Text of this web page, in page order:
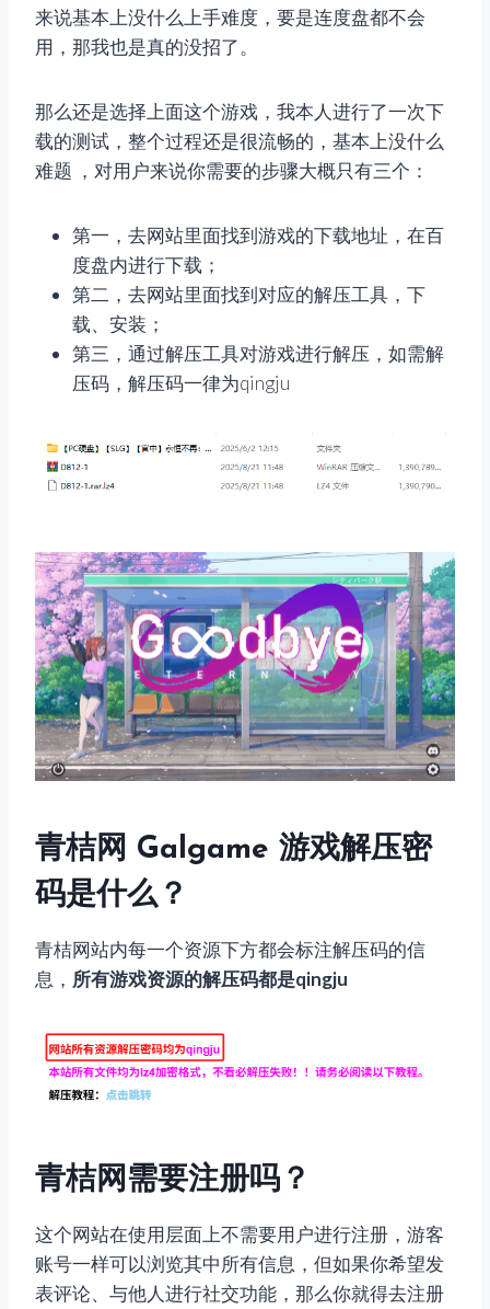
来说基本上没什么上手难度，要是连度盘都不会
用，那我也是真的没招了。
那么还是选择上面这个游戏，我本人进行了一次下
载的测试，整个过程还是很流畅的，基本上没什么
难题 ，对用户来说你需要的步骤大概只有三个：
第一，去网站里面找到游戏的下载地址，在百
度盘内进行下载；
第二，去网站里面找到对应的解压工具，下
载、安装；
第三，通过解压工具对游戏进行解压，如需解
压码，解压码一律为qingju
青桔网 Galgame 游戏解压密
码是什么？
青桔网站内每一个资源下方都会标注解压码的信
息， 所有游戏资源的解压码都是qingju
青桔网需要注册吗？
这个网站在使用层面上不需要用户进行注册，游客
账号一样可以浏览其中所有信息，但如果你希望发
表评论、与他人进行社交功能，那么你就得去注册